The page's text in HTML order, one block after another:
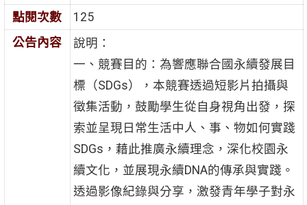
點閱次數
125
公告內容
說明：
一、競賽目的：為響應聯合國永續發展目
標（SDGs），本競賽透過短影片拍攝與
徵集活動，鼓勵學生從自身視角出發，探
索並呈現日常生活中人、事、物如何實踐
SDGs，藉此推廣永續理念，深化校園永
續文化，並展現永續DNA的傳承與實踐。
透過影像紀錄與分享，激發青年學子對永